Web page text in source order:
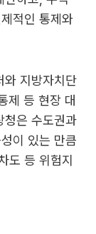
적인 통제와
와 지방자치단
제 등 현장 대
청은 수도권과
이 있는 만큼
도 등 위험지